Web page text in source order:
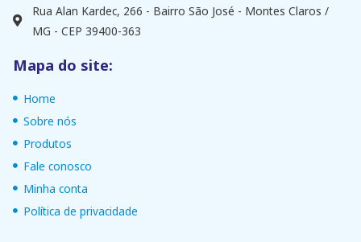
Rua Alan Kardec, 266 - Bairro São José - Montes Claros /
MG - CEP 39400-363
Mapa do site:
Home
Sobre nós
Produtos
Fale conosco
Minha conta
Política de privacidade